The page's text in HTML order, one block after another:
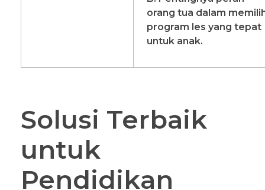
orang tua dalam
program les yang tepat
untuk anak.
Solusi Terbaik
untuk
Pendidikan